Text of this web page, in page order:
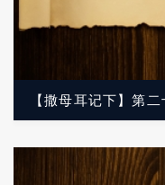
【撒母耳记下】第